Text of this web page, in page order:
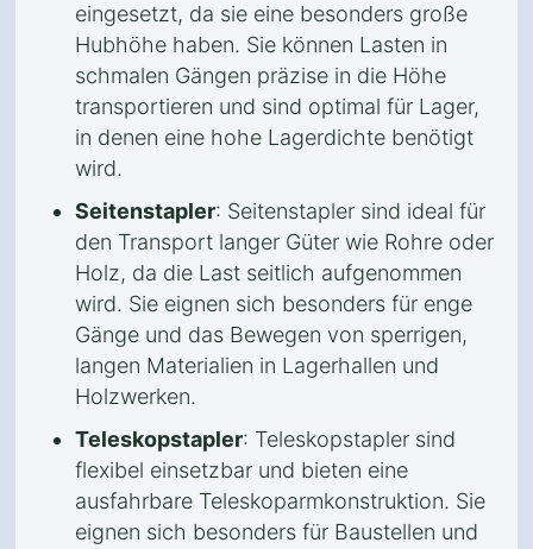
eingesetzt, da sie eine besonders große
Hubhöhe haben. Sie können Lasten in
schmalen Gängen präzise in die Höhe
transportieren und sind optimal für Lager,
in denen eine hohe Lagerdichte benötigt
wird.
Seitenstapler: Seitenstapler sind ideal für
den Transport langer Güter wie Rohre oder
Holz, da die Last seitlich aufgenommen
wird. Sie eignen sich besonders für enge
Gänge und das Bewegen von sperrigen,
langen Materialien in Lagerhallen und
Holzwerken.
Teleskopstapler: Teleskopstapler sind
flexibel einsetzbar und bieten eine
ausfahrbare Teleskoparmkonstruktion. Sie
eignen sich besonders für Baustellen und